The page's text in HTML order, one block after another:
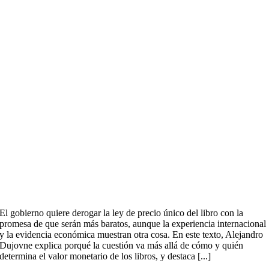
El gobierno quiere derogar la ley de precio único del libro con la
promesa de que serán más baratos, aunque la experiencia internacional
y la evidencia económica muestran otra cosa. En este texto, Alejandro
Dujovne explica porqué la cuestión va más allá de cómo y quién
determina el valor monetario de los libros, y destaca [...]